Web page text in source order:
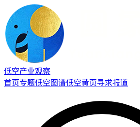
低空产业观察
首页专题低空图谱低空黄页寻求报道